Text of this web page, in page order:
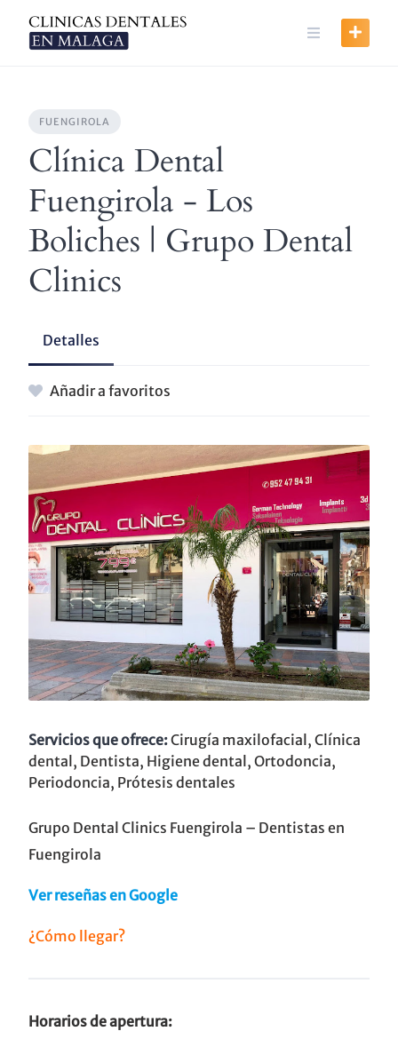
content
FUENGIROLA
Clínica Dental
Fuengirola - Los
Boliches | Grupo Dental
Clinics
Detalles
Añadir a favoritos
Servicios que ofrece:Cirugía maxilofacial, Clínica
dental, Dentista, Higiene dental, Ortodoncia,
Periodoncia, Prótesis dentales
Grupo Dental Clinics Fuengirola – Dentistas en
Fuengirola
Ver reseñas en Google
¿Cómo llegar?
Horarios de apertura: